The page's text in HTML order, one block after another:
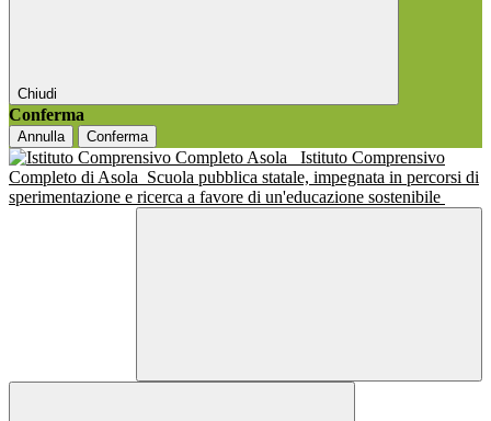
Chiudi
Conferma
Annulla Conferma
Istituto Comprensivo
Completo di Asola Scuola pubblica statale, impegnata in percorsi di
sperimentazione e ricerca a favore di un'educazione sostenibile